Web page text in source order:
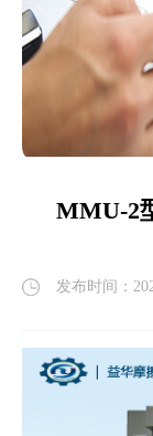
MMU-2
发布时间：